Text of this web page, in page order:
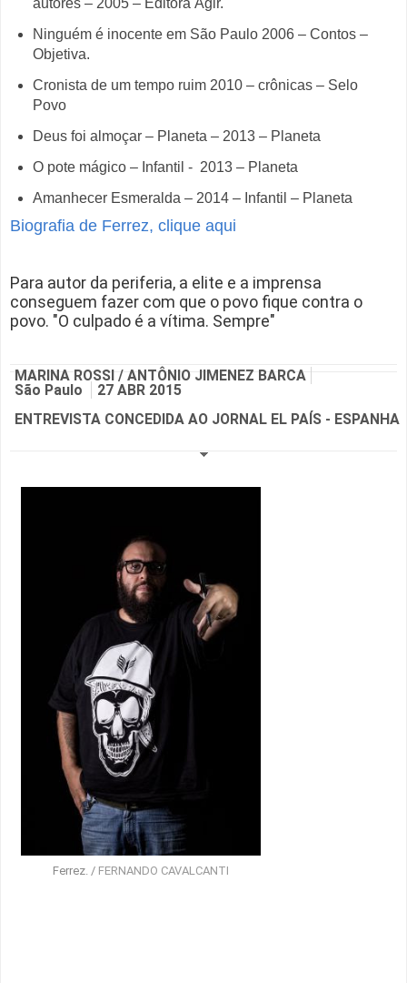
autores – 2005 – Editora Ágir.
Ninguém é inocente em São Paulo 2006 – Contos –
Objetiva.
Cronista de um tempo ruim 2010 – crônicas – Selo
Povo
Deus foi almoçar – Planeta – 2013 – Planeta
O pote mágico – Infantil - 2013 – Planeta
Amanhecer Esmeralda – 2014 – Infantil – Planeta
Biografia de Ferrez, clique aqui
Para autor da periferia, a elite e a imprensa
conseguem fazer com que o povo fique contra o
povo. "O culpado é a vítima. Sempre"
MARINA ROSSI / ANTÔNIO JIMENEZ BARCA
São Paulo
27 ABR 2015
ENTREVISTA CONCEDIDA AO JORNAL EL PAÍS - ESPANHA
Ferrez. / FERNANDO CAVALCANTI